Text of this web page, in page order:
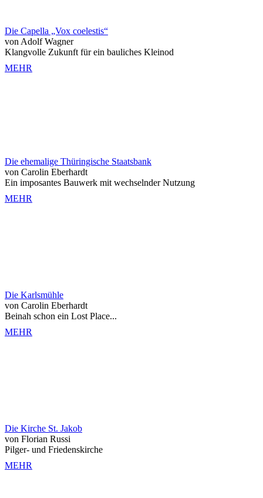
Die Capella „Vox coelestis“
von Adolf Wagner
Klangvolle Zukunft für ein bauliches Kleinod
MEHR
Die ehemalige Thüringische Staatsbank
von Carolin Eberhardt
Ein imposantes Bauwerk mit wechselnder Nutzung
MEHR
Die Karlsmühle
von Carolin Eberhardt
Beinah schon ein Lost Place...
MEHR
Die Kirche St. Jakob
von Florian Russi
Pilger- und Friedenskirche
MEHR